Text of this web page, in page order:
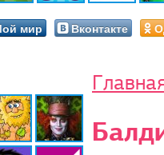
мир Вконтакте